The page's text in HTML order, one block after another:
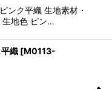
ンク平織 生地素材・
生地色 ピン…
織 [M0113-